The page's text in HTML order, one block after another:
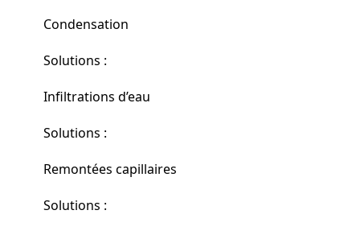
Condensation
Solutions :
Infiltrations d’eau
Solutions :
Remontées capillaires
Solutions :